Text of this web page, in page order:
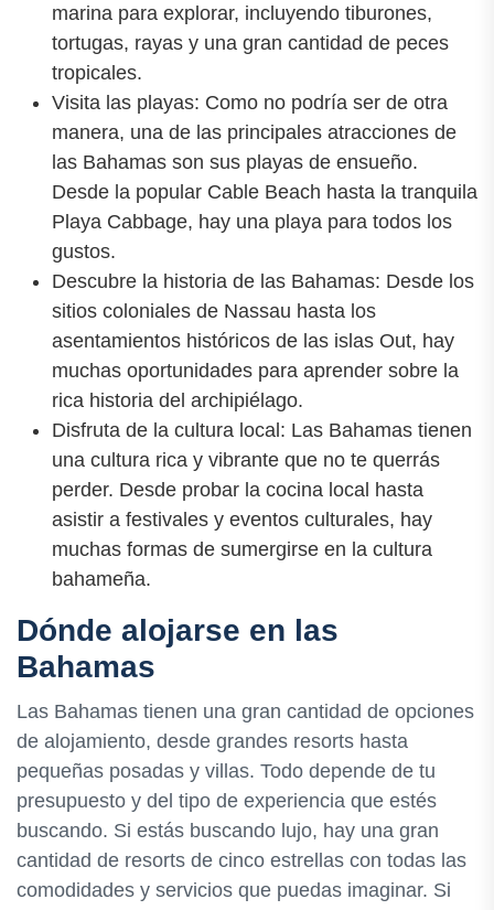
marina para explorar, incluyendo tiburones,
tortugas, rayas y una gran cantidad de peces
tropicales.
Visita las playas: Como no podría ser de otra
manera, una de las principales atracciones de
las Bahamas son sus playas de ensueño.
Desde la popular Cable Beach hasta la tranquila
Playa Cabbage, hay una playa para todos los
gustos.
Descubre la historia de las Bahamas: Desde los
sitios coloniales de Nassau hasta los
asentamientos históricos de las islas Out, hay
muchas oportunidades para aprender sobre la
rica historia del archipiélago.
Disfruta de la cultura local: Las Bahamas tienen
una cultura rica y vibrante que no te querrás
perder. Desde probar la cocina local hasta
asistir a festivales y eventos culturales, hay
muchas formas de sumergirse en la cultura
bahameña.
Dónde alojarse en las
Bahamas
Las Bahamas tienen una gran cantidad de opciones
de alojamiento, desde grandes resorts hasta
pequeñas posadas y villas. Todo depende de tu
presupuesto y del tipo de experiencia que estés
buscando. Si estás buscando lujo, hay una gran
cantidad de resorts de cinco estrellas con todas las
comodidades y servicios que puedas imaginar. Si